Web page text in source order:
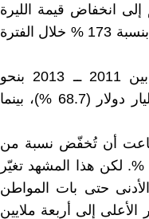
إلى انخفاض قيمة الليرة
السورية مقابل باقي العملات، وارتفاع الأسعار نتيجة ذلك بنسبة 173 % خلال الفترة
ويقدَّر مجموع الخسائر التي تكبّدها الاقتصاد السوري بين 2011 ــ 2013 بنحو
139.77 مليار دولار، حصة القطاع الخاص منها 95.97 مليار دولار (68.7 %)، بينما
إلى أن سوريا بين 1997 إلى 2010 استطاعت أن تُخفّض نسبة من
يقل دخلهم عن 1.25 دولار في اليوم من 7.9 % إلى 0.2 %. لكن هذا المشهد تغيّر
حتى بات المواطن
إلى أربعة ملايين